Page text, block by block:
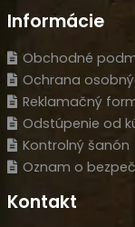
Informácie
Obchodné
Ochrana
Reklamačný
Odstúpenie od
Kontrolný šanón
Oznam o
Kontakt